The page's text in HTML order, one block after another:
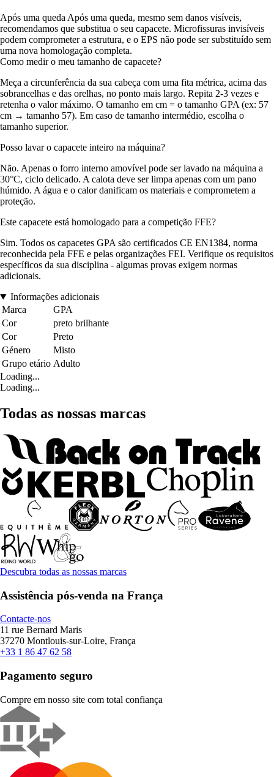
Após uma queda Após uma queda, mesmo sem danos visíveis,
recomendamos que substitua o seu capacete. Microfissuras invisíveis
podem comprometer a estrutura, e o EPS não pode ser substituído sem
uma nova homologação completa.
Como medir o meu tamanho de capacete?
Meça a circunferência da sua cabeça com uma fita métrica, acima das
sobrancelhas e das orelhas, no ponto mais largo. Repita 2-3 vezes e
retenha o valor máximo. O tamanho em cm = o tamanho GPA (ex: 57
cm → tamanho 57). Em caso de tamanho intermédio, escolha o
tamanho superior.
Posso lavar o capacete inteiro na máquina?
Não. Apenas o forro interno amovível pode ser lavado na máquina a
30°C, ciclo delicado. A calota deve ser limpa apenas com um pano
húmido. A água e o calor danificam os materiais e comprometem a
proteção.
Este capacete está homologado para a competição FFE?
Sim. Todos os capacetes GPA são certificados CE EN1384, norma
reconhecida pela FFE e pelas organizações FEI. Verifique os requisitos
específicos da sua disciplina - algumas provas exigem normas
adicionais.
Informações adicionais
Marca
GPA
Cor
preto brilhante
Cor
Preto
Género
Misto
Grupo etário Adulto
Loading...
Loading...
Todas as nossas marcas
Descubra todas as nossas marcas
Assistência pós-venda na França
Contacte-nos
11 rue Bernard Maris
37270 Montlouis-sur-Loire, França
+33 1 86 47 62 58
Pagamento seguro
Compre em nosso site com total confiança